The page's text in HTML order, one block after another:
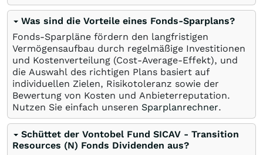
Was sind die Vorteile eines Fonds-Sparplans?
Fonds-Sparpläne fördern den langfristigen
Vermögensaufbau durch regelmäßige Investitionen
und Kostenverteilung (Cost-Average-Effekt), und
die Auswahl des richtigen Plans basiert auf
individuellen Zielen, Risikotoleranz sowie der
Bewertung von Kosten und Anbieterreputation.
Nutzen Sie einfach unseren Sparplanrechner.
Schüttet der Vontobel Fund SICAV - Transition
Resources (N) Fonds Dividenden aus?